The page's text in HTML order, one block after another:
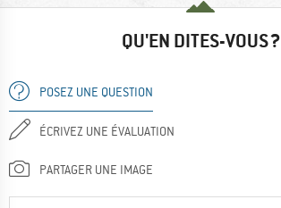
QU'EN DITES-VOUS ?
POSEZ UNE QUESTION
ÉCRIVEZ UNE ÉVALUATION
PARTAGER UNE IMAGE